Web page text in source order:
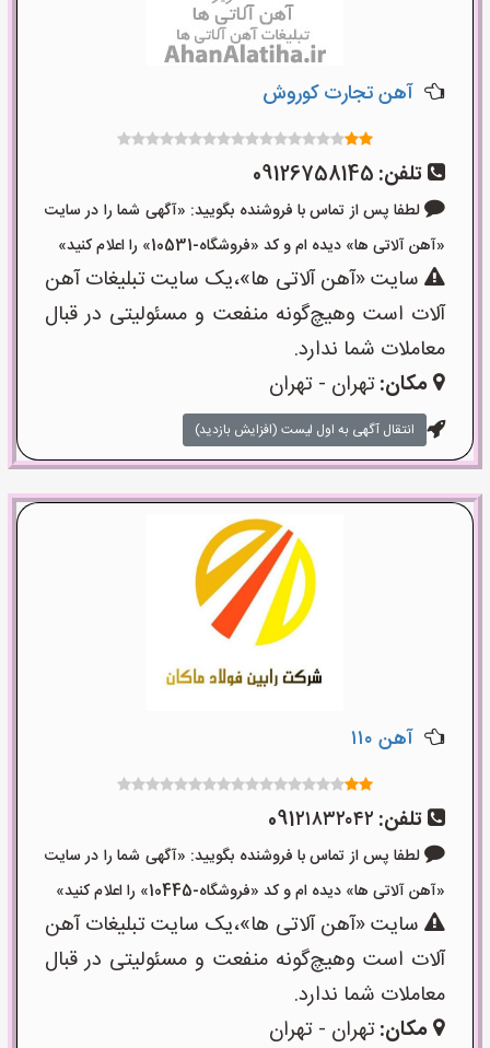
آهن تجارت کوروش
تلفن: 09126758145
لطفا پس از تماس با فروشنده بگویید: «آگهی شما را در سایت
«آهن آلاتی ها» دیده ام و کد «فروشگاه-10531» را اعلام کنید»
سایت «آهن آلاتی ها»،یک سایت تبلیغات آهن
آلات است وهیچ‌گونه منفعت و مسئولیتی در قبال
معاملات شما ندارد.
مکان:تهران - تهران
انتقال آگهی به اول لیست (افزایش بازدید)
آهن ۱۱۰
تلفن: 091۲۱۸۳۲۰۴۲
لطفا پس از تماس با فروشنده بگویید: «آگهی شما را در سایت
«آهن آلاتی ها» دیده ام و کد «فروشگاه-10445» را اعلام کنید»
سایت «آهن آلاتی ها»،یک سایت تبلیغات آهن
آلات است وهیچ‌گونه منفعت و مسئولیتی در قبال
معاملات شما ندارد.
مکان:تهران - تهران